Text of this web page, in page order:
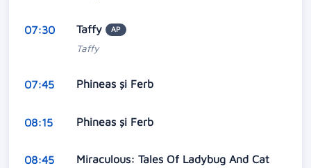
07:30 Taffy AP
Taffy
07:45 Phineas și Ferb
08:15 Phineas și Ferb
08:45
Miraculous: Tales Of Ladybug And Cat